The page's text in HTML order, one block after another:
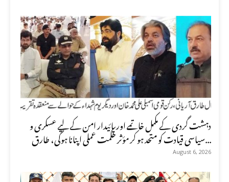
دہشت گردی کے مکمل خاتمے اور پائیدار امن کے لیے عسکری و
سیاسی قیادت کو متحد ہو کر مؤثر حکمت عملی اپنانا ہوگی، طارق...
August 6, 2026